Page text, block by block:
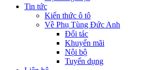
Tin tức
Kiến thức ô tô
Về Phụ Tùng Đức Anh
Đối tác
Khuyến mãi
Nội bộ
Tuyển dụng